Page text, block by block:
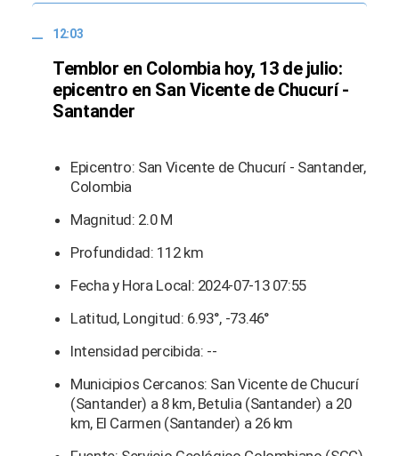
12:03
Temblor en Colombia hoy, 13 de julio:
epicentro en San Vicente de Chucurí -
Santander
Epicentro: San Vicente de Chucurí - Santander,
Colombia
Magnitud: 2.0 M
Profundidad: 112 km
Fecha y Hora Local: 2024-07-13 07:55
Latitud, Longitud: 6.93°, -73.46°
Intensidad percibida: --
Municipios Cercanos: San Vicente de Chucurí
(Santander) a 8 km, Betulia (Santander) a 20
km, El Carmen (Santander) a 26 km